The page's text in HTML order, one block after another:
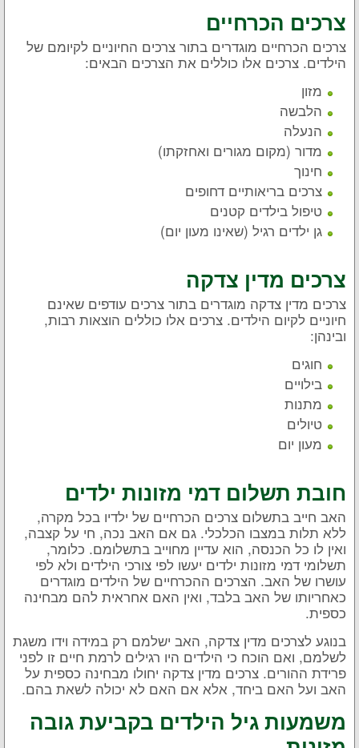
צרכים הכרחיים
צרכים הכרחיים מוגדרים בתור צרכים החיוניים לקיומם של
הילדים. צרכים אלו כוללים את הצרכים הבאים:
מזון
הלבשה
הנעלה
מדור (מקום מגורים ואחזקתו)
חינוך
צרכים בריאותיים דחופים
טיפול בילדים קטנים
גן ילדים רגיל (שאינו מעון יום)
צרכים מדין צדקה
צרכים מדין צדקה מוגדרים בתור צרכים עודפים שאינם
חיוניים לקיום הילדים. צרכים אלו כוללים הוצאות רבות,
ובינהן:
חוגים
בילויים
מתנות
טיולים
מעון יום
חובת תשלום דמי מזונות ילדים
האב חייב בתשלום צרכים הכרחיים של ילדיו בכל מקרה,
ללא תלות במצבו הכלכלי. גם אם האב נכה, חי על קצבה,
ואין לו כל הכנסה, הוא עדיין מחוייב בתשלומם. כלומר,
תשלומי דמי מזונות ילדים יעשו לפי צורכי הילדים ולא לפי
עושרו של האב. הצרכים ההכרחיים של הילדים מוגדרים
כאחריותו של האב בלבד, ואין האם אחראית להם מבחינה
כספית.
בנוגע לצרכים מדין צדקה, האב ישלמם רק במידה וידו משגת
לשלמם, ואם הוכח כי הילדים היו רגילים לרמת חיים זו לפני
פרידת ההורים. צרכים מדין צדקה יחולו מבחינה כספית על
האב ועל האם ביחד, אלא אם האם לא יכולה לשאת בהם.
משמעות גיל הילדים בקביעת גובה